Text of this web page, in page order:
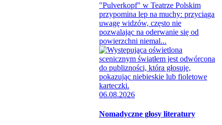
"Pulverkopf" w Teatrze Polskim
przypomina lep na muchy: przyciąga
uwagę widzów, często nie
pozwalając na oderwanie się od
powierzchni niemal...
06.08.2026
Nomadyczne głosy literatury